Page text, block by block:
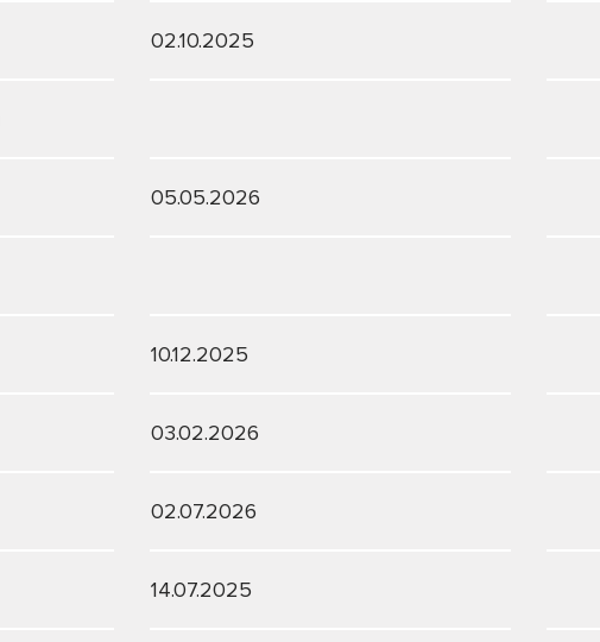
02.10.2025
05.05.2026
10.12.2025
03.02.2026
02.07.2026
14.07.2025